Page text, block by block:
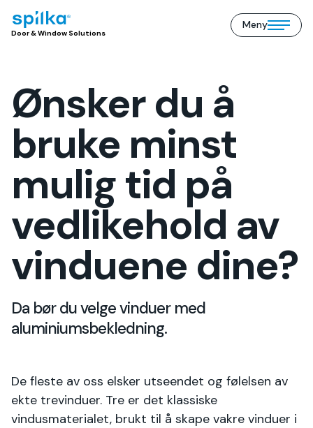
Door
Door & Window Solutions
Meny
Open/close
Ønsker du å
bruke minst
mulig tid på
vedlikehold av
vinduene dine?
Da bør du velge vinduer med
aluminiumsbekledning.
De fleste av oss elsker utseendet og følelsen av
ekte trevinduer. Tre er det klassiske
vindusmaterialet, brukt til å skape vakre vinduer i